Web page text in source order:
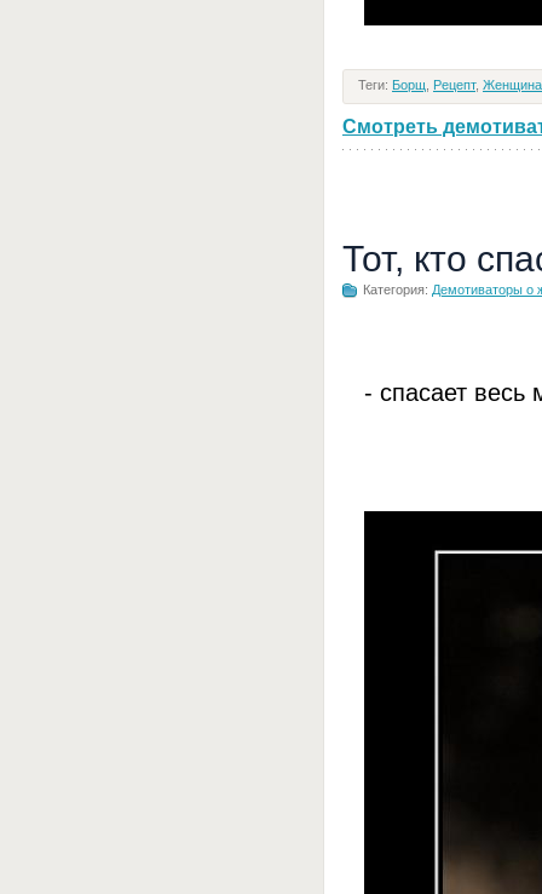
Теги: Борщ Рецепт, Женщина
Смотреть
Тот, кто
Категория: Демотиваторы о
- спасает весь